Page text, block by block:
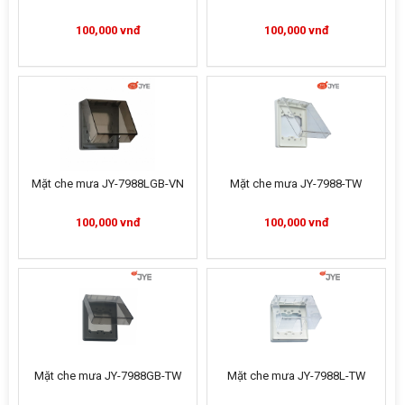
100,000 vnđ 100,000 vnđ
Mặt che mưa JY-7988LGB-VN
100,000 vnđ
Mặt che mưa JY-7988-TW
100,000 vnđ
Mặt che mưa JY-7988GB-TW Mặt che mưa JY-7988L-TW